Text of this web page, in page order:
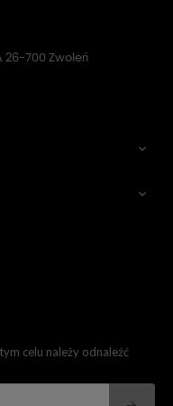
26-700 Zwoleń


celu należy odnaleźć